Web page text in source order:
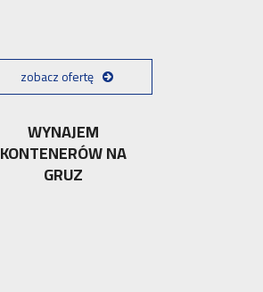
zobacz ofertę
WYNAJEM
KONTENERÓW NA
GRUZ